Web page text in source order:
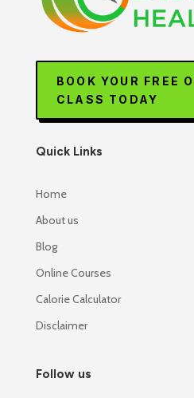
BOOK YOUR FREE
CLASS TODAY
Quick Links
Home
About us
Blog
Online Courses
Calorie Calculator
Disclaimer
Follow us